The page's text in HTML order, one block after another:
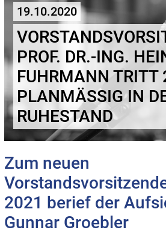
19.10.2020
PROF. DR.-ING.
FUHRMANN TRITT
PLANMÄSSIG IN
UHESTAND
Zum neuen
2021 berief der
Gunnar Groebler